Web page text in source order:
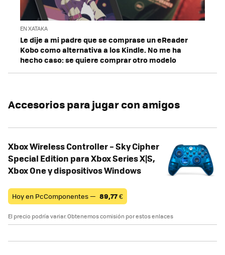
EN XATAKA
Le dije a mi padre que se comprase un eReader
Kobo como alternativa a los Kindle. No me ha
hecho caso: se quiere comprar otro modelo
Accesorios para jugar con amigos
Xbox Wireless Controller – Sky Cipher
Special Edition para Xbox Series X|S,
Xbox One y dispositivos Windows
Hoy en PcComponentes — 89,77€
El precio podría variar. Obtenemos comisión por estos enlaces